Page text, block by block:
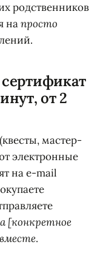
родственников
напросто
от 2
мастер-
электронные
на e-mail
[конкретное
.